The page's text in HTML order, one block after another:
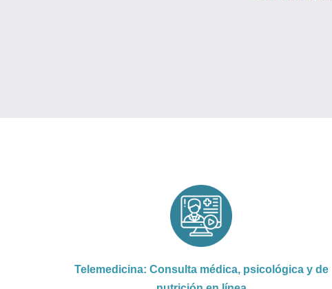
Telemedicina: Consulta médica, psicológica y de